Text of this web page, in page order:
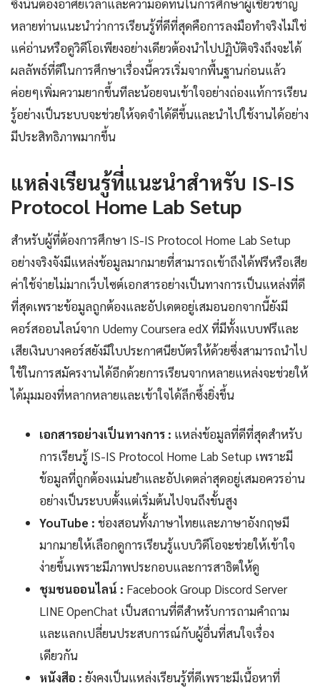
ซึ้งนั้นต้องอาศัยเวลาและความอดทนในการศึกษาผู้เชี่ยวชาญ
หลายท่านแนะนำว่าการเรียนรู้ที่ดีที่สุดคือการลงมือทำจริงไม่ใช่
แค่อ่านหรือดูวิดีโอเพียงอย่างเดียวต้องนำไปปฏิบัติจริงถึงจะได้
ผลลัพธ์ที่ดีในการศึกษาเรื่องนี้ควรเริ่มจากพื้นฐานก่อนแล้ว
ค่อยๆเพิ่มความยากขึ้นทีละน้อยจนเข้าใจอย่างถ่องแท้การเรียน
รู้อย่างเป็นระบบจะช่วยให้จดจำได้ดีขึ้นและนำไปใช้งานได้อย่าง
มีประสิทธิภาพมากขึ้น
แหล่งเรียนรู้ที่แนะนำสำหรับ IS-IS
Protocol Home Lab Setup
สำหรับผู้ที่ต้องการศึกษา IS-IS Protocol Home Lab Setup
อย่างจริงจังมีแหล่งข้อมูลมากมายที่สามารถเข้าถึงได้ฟรีหรือเสีย
ค่าใช้จ่ายไม่มากเว็บไซต์เอกสารอย่างเป็นทางการเป็นแหล่งที่ดี
ที่สุดเพราะข้อมูลถูกต้องและอัปเดตอยู่เสมอนอกจากนี้ยังมี
คอร์สออนไลน์จาก Udemy Coursera edX ที่มีทั้งแบบฟรีและ
เสียเงินบางคอร์สยังมีใบประกาศนียบัตรให้ด้วยซึ่งสามารถนำไป
ใช้ในการสมัครงานได้อีกด้วยการเรียนจากหลายแหล่งจะช่วยให้
ได้มุมมองที่หลากหลายและเข้าใจได้ลึกซึ้งยิ่งขึ้น
เอกสารอย่างเป็นทางการ : แหล่งข้อมูลที่ดีที่สุดสำหรับ
การเรียนรู้ IS-IS Protocol Home Lab Setup เพราะมี
ข้อมูลที่ถูกต้องแม่นยำและอัปเดตล่าสุดอยู่เสมอควรอ่าน
อย่างเป็นระบบตั้งแต่เริ่มต้นไปจนถึงขั้นสูง
YouTube : ช่องสอนทั้งภาษาไทยและภาษาอังกฤษมี
มากมายให้เลือกดูการเรียนรู้แบบวิดีโอจะช่วยให้เข้าใจ
ง่ายขึ้นเพราะมีภาพประกอบและการสาธิตให้ดู
ชุมชนออนไลน์ : Facebook Group Discord Server
LINE OpenChat เป็นสถานที่ดีสำหรับการถามคำถาม
และแลกเปลี่ยนประสบการณ์กับผู้อื่นที่สนใจเรื่อง
เดียวกัน
หนังสือ : ยังคงเป็นแหล่งเรียนรู้ที่ดีเพราะมีเนื้อหาที่